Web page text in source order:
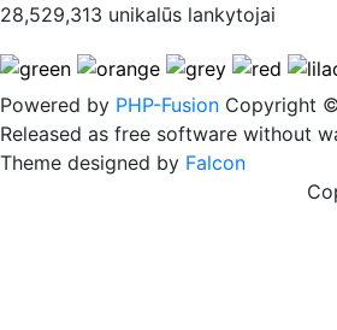
28,529,313 unikalūs lankytojai
Powered by PHP-Fusion Copyright
Released as free software without
Theme designed by Falcon